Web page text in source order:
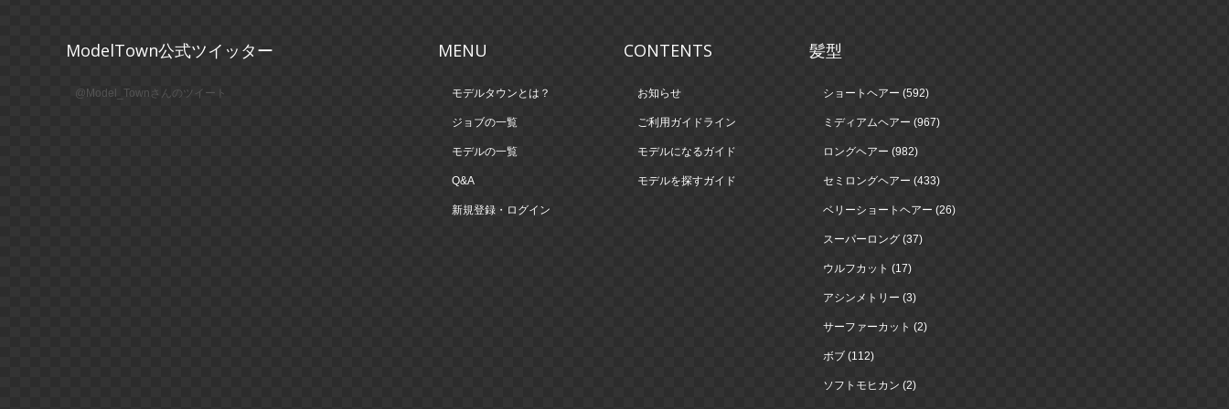
ModelTown公式ツイッター
@Model_Townさんのツイート
MENU
モデルタウンとは？
ジョブの一覧
モデルの一覧
Q&A
新規登録・ログイン
CONTENTS
お知らせ
ご利用ガイドライン
モデルになるガイド
モデルを探すガイド
髪型
ショートヘアー (592)
ミディアムヘアー (967)
ロングヘアー (982)
セミロングヘアー (433)
ベリーショートヘアー (26)
スーパーロング (37)
ウルフカット (17)
アシンメトリー (3)
サーファーカット (2)
ボブ (112)
ソフトモヒカン (2)